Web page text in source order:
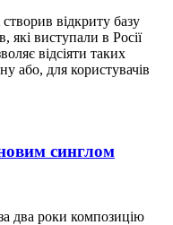
створив відкриту базу
які виступали в Росії
відсіяти таких
або, для користувачів
синглом
два роки композицію